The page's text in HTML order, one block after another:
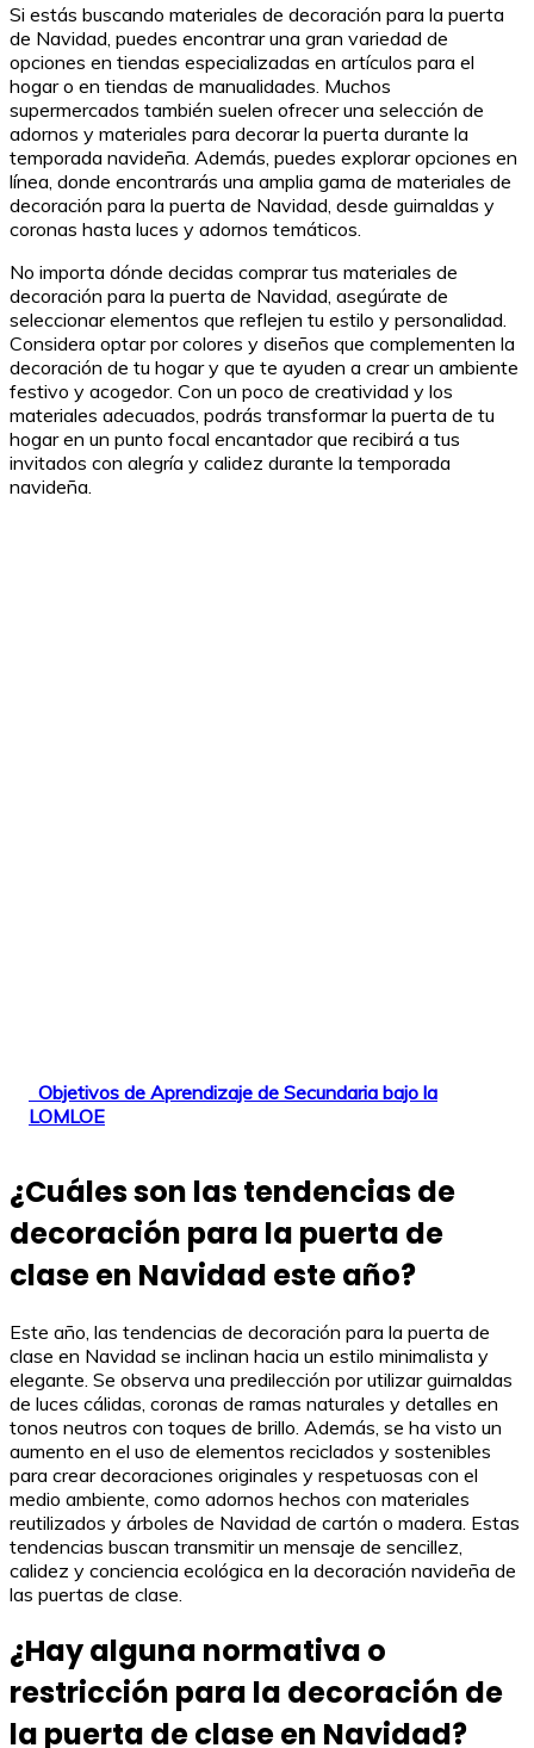
Si estás buscando materiales de decoración para la puerta
de Navidad, puedes encontrar una gran variedad de
opciones en tiendas especializadas en artículos para el
hogar o en tiendas de manualidades. Muchos
supermercados también suelen ofrecer una selección de
adornos y materiales para decorar la puerta durante la
temporada navideña. Además, puedes explorar opciones en
línea, donde encontrarás una amplia gama de materiales de
decoración para la puerta de Navidad, desde guirnaldas y
coronas hasta luces y adornos temáticos.
No importa dónde decidas comprar tus materiales de
decoración para la puerta de Navidad, asegúrate de
seleccionar elementos que reflejen tu estilo y personalidad.
Considera optar por colores y diseños que complementen la
decoración de tu hogar y que te ayuden a crear un ambiente
festivo y acogedor. Con un poco de creatividad y los
materiales adecuados, podrás transformar la puerta de tu
hogar en un punto focal encantador que recibirá a tus
invitados con alegría y calidez durante la temporada
navideña.
Objetivos de Aprendizaje de Secundaria bajo la
LOMLOE
¿Cuáles son las tendencias de
decoración para la puerta de
clase en Navidad este año?
Este año, las tendencias de decoración para la puerta de
clase en Navidad se inclinan hacia un estilo minimalista y
elegante. Se observa una predilección por utilizar guirnaldas
de luces cálidas, coronas de ramas naturales y detalles en
tonos neutros con toques de brillo. Además, se ha visto un
aumento en el uso de elementos reciclados y sostenibles
para crear decoraciones originales y respetuosas con el
medio ambiente, como adornos hechos con materiales
reutilizados y árboles de Navidad de cartón o madera. Estas
tendencias buscan transmitir un mensaje de sencillez,
calidez y conciencia ecológica en la decoración navideña de
las puertas de clase.
¿Hay alguna normativa o
restricción para la decoración de
la puerta de clase en Navidad?